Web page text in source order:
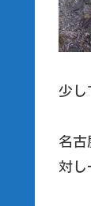
少し
名古
対し